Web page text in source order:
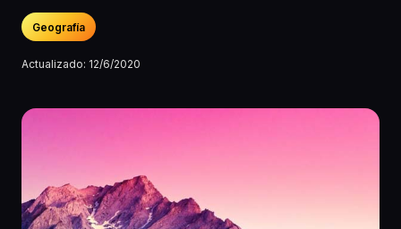
Geografía
Actualizado: 12/6/2020